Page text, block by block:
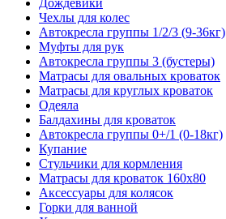
Дождевики
Чехлы для колес
Автокресла группы 1/2/3 (9-36кг)
Муфты для рук
Автокресла группы 3 (бустеры)
Матрасы для овальных кроваток
Матрасы для круглых кроваток
Одеяла
Балдахины для кроваток
Автокресла группы 0+/1 (0-18кг)
Купание
Стульчики для кормления
Матрасы для кроваток 160х80
Аксессуары для колясок
Горки для ванной